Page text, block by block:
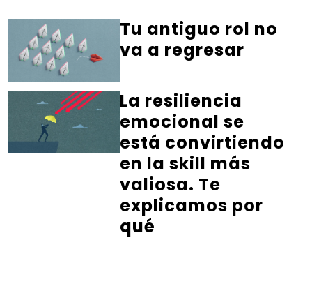
Tu antiguo rol no
va a regresar
La resiliencia
emocional se
está convirtiendo
en la skill más
valiosa. Te
explicamos por
qué